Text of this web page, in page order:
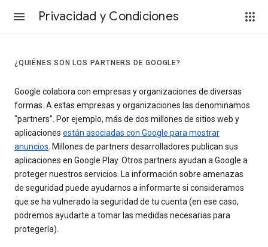
Privacidad y Condiciones
¿QUIÉNES SON LOS PARTNERS DE GOOGLE?
Google colabora con empresas y organizaciones de diversas
formas. A estas empresas y organizaciones las denominamos
"partners". Por ejemplo, más de dos millones de sitios web y
aplicaciones están asociadas con Google para mostrar
anuncios. Millones de partners desarrolladores publican sus
aplicaciones en Google Play. Otros partners ayudan a Google a
proteger nuestros servicios. La información sobre amenazas
de seguridad puede ayudarnos a informarte si consideramos
que se ha vulnerado la seguridad de tu cuenta (en ese caso,
podremos ayudarte a tomar las medidas necesarias para
protegerla).